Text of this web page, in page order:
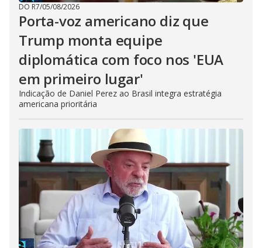
DO R7/05/08/2026
Porta-voz americano diz que
Trump monta equipe
diplomática com foco nos 'EUA
em primeiro lugar'
Indicação de Daniel Perez ao Brasil integra estratégia
americana prioritária